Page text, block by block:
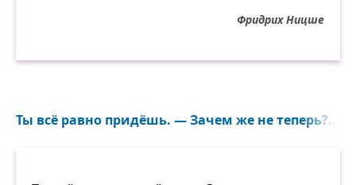
Фридрих Ницше
Ты всё равно придёшь. — Зачем же не теперь?...